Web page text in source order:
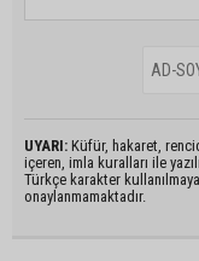
UYARI: Küfür, hakaret,
içeren, imla kuralları ile
Türkçe karakter
onaylanmamaktadır.